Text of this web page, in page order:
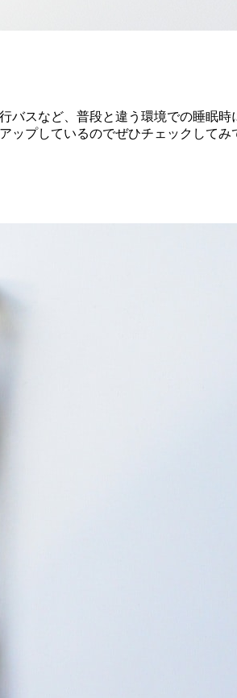
スなど、普段と違う環境での睡眠時
プしているのでぜひチェックしてみ